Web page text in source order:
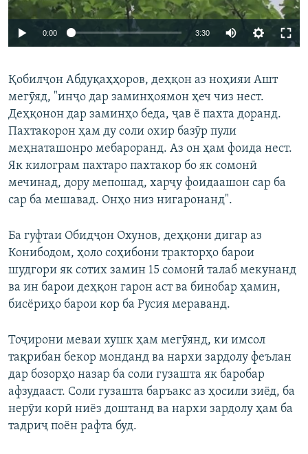
Auto 240p 360p 480p
720p 1080p
0:00 3:30
360p
480p
1080p
Қобилҷон Абдуқаҳҳоров, деҳқон аз ноҳияи Ашт
мегӯяд, "инҷо дар заминҳоямон ҳеч чиз нест.
Деҳқонон дар заминҳо беда, ҷав ё пахта доранд.
Пахтакорон ҳам ду соли охир базӯр пули
меҳнаташонро мебароранд. Аз он ҳам фоида нест.
Як килограм пахтаро пахтакор бо як сомонӣ
мечинад, дору мепошад, харҷу фоидаашон сар ба
сар ба мешавад. Онҳо низ нигаронанд".
Ба гуфтаи Обидҷон Охунов, деҳқони дигар аз
Конибодом, ҳоло соҳибони тракторҳо барои
шудгори як сотих замин 15 сомонӣ талаб мекунанд
ва ин барои деҳқон гарон аст ва бинобар ҳамин,
бисёриҳо барои кор ба Русия мераванд.
Тоҷирони меваи хушк ҳам мегӯянд, ки имсол
тақрибан бекор монданд ва нархи зардолу феълан
дар бозорҳо назар ба соли гузашта як баробар
афзудааст. Соли гузашта баръакс аз ҳосили зиёд, ба
нерӯи корӣ ниёз доштанд ва нархи зардолу ҳам ба
тадриҷ поён рафта буд.